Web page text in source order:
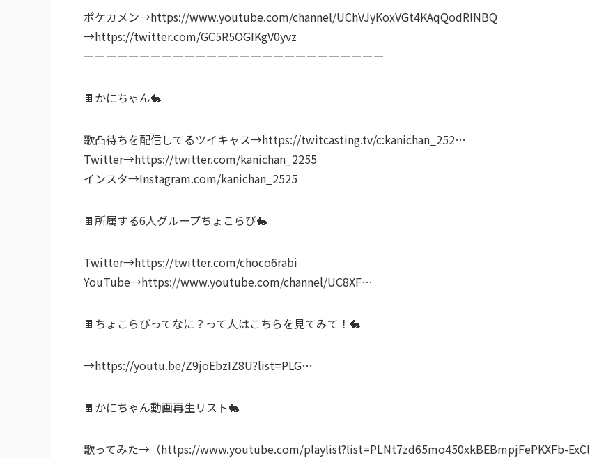
ポケカメン→https://www.youtube.com/channel/UChVJyKoxVGt4KAqQodRlNBQ
→https://twitter.com/GC5R5OGIKgV0yvz
ーーーーーーーーーーーーーーーーーーーーーーーーーーー
🍫かにちゃん🐇
歌凸待ちを配信してるツイキャス→https://twitcasting.tv/c:kanichan_252​…
Twitter→https://twitter.com/kanichan_2255​
インスタ→Instagram.com/kanichan_2525
🍫所属する6人グループちょこらび🐇
Twitter→https://twitter.com/choco6rabi​
YouTube→https://www.youtube.com/channel/UC8XF​…
🍫ちょこらびってなに？って人はこちらを見てみて！🐇
→https://youtu.be/Z9joEbzIZ8U?list=PLG​…
🍫かにちゃん動画再生リスト🐇
歌ってみた→（https://www.youtube.com/playlist?list=PLNt7zd65mo450xkBEBmpjFePKXFb-ExCl